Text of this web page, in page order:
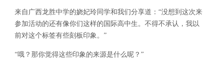
来自广西龙胜中学的娆妃玲同学和我们分享道：“没想到这次来
参加活动的还有像你们这样的国际高中生。不得不承认，我以
前对这个标签有些刻板印象。”
“哦？那你觉得这些印象的来源是什么呢？”